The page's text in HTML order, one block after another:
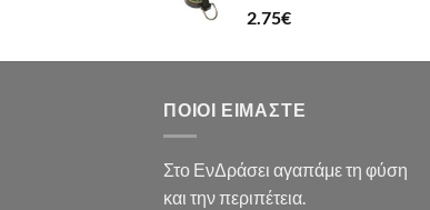
2.75€
ΠΟΙΟΙ ΕΊΜΑΣΤΕ
Στο ΕνΔράσει αγαπάμε τη φύση
και την περιπέτεια.